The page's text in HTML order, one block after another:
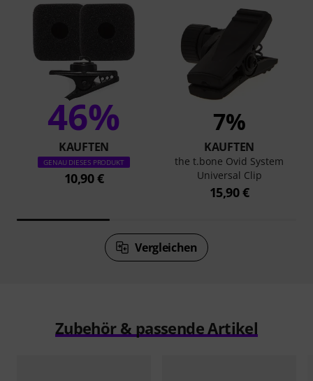
46%
KAUFTEN
GENAU DIESES PRODUKT
10,90 €
7%
KAUFTEN
the t.bone Ovid System
Universal Clip
15,90 €
Vergleichen
Zubehör & passende Artikel